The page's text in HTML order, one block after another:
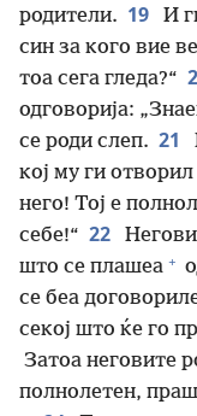
родители. 19
И
син за кого вие
тоа сега гледа?“
одговорија:
се роди слеп. 21
кој му ги
него! Тој е
себе!“ 22
што се плашеа +
се беа
секој што ќе го
Затоа неговите
полнолетен,